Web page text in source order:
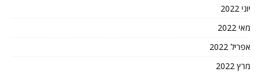
יוני 2022
מאי 2022
אפריל 2022
מרץ 2022